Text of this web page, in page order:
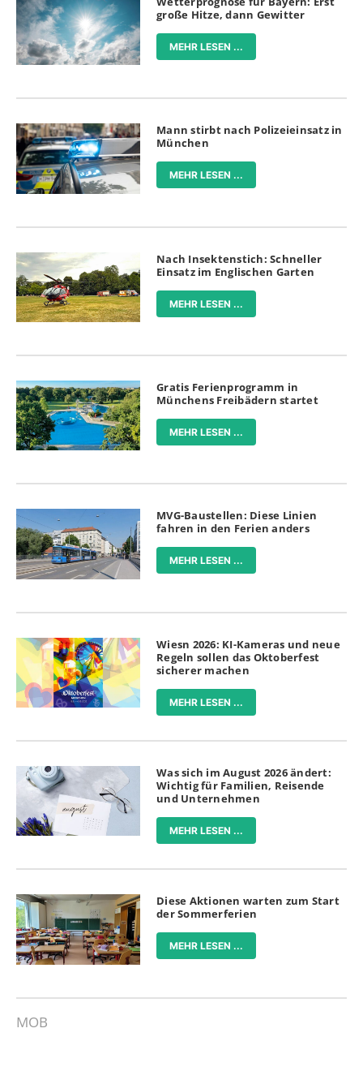
große Hitze, dann Gewitter
MEHR LESEN ...
Mann stirbt nach Polizeieinsatz in
München
MEHR LESEN ...
Nach Insektenstich: Schneller
Einsatz im Englischen Garten
MEHR LESEN ...
Gratis Ferienprogramm in
Münchens Freibädern startet
MEHR LESEN ...
MVG-Baustellen: Diese Linien
fahren in den Ferien anders
MEHR LESEN ...
Wiesn 2026: KI-Kameras und neue
Regeln sollen das Oktoberfest
sicherer machen
MEHR LESEN ...
Was sich im August 2026 ändert:
Wichtig für Familien, Reisende
und Unternehmen
MEHR LESEN ...
Diese Aktionen warten zum Start
der Sommerferien
MEHR LESEN ...
MOB